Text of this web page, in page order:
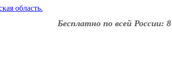
Бесплатно по всей России: